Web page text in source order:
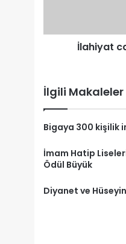
İlahiyat
İlgili Makaleler
Bigaya 300 kişilik
İmam Hatip
Ödül Büyük
Diyanet ve